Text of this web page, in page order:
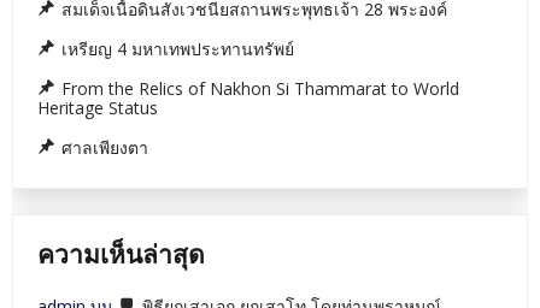
สมเด็จเนื้อดินสังเวชนียสถานพระพุทธเจ้า 28 พระองค์
เหรียญ 4 มหาเทพประทานทรัพย์
From the Relics of Nakhon Si Thammarat to World
Heritage Status
ศาลเพียงตา
ความเห็นล่าสุด